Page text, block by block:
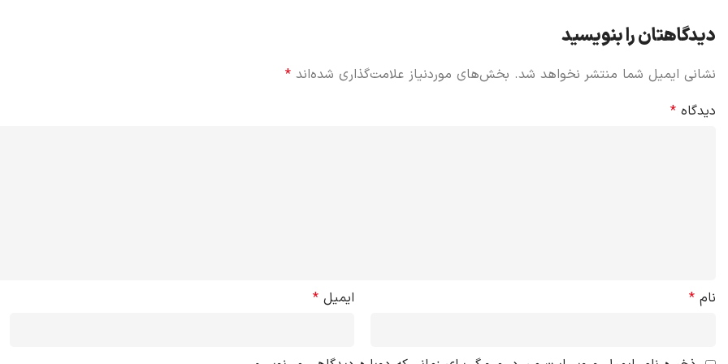
دیدگاهتان را بنویسید
نشانی ایمیل شما منتشر نخواهد شد. بخش‌های موردنیاز علامت‌گذاری شده‌اند *
دیدگاه *
نام * ایمیل *